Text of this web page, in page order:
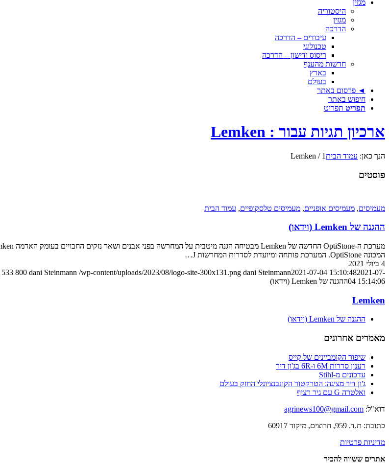
מגזין
היסטוריה
מגזין
הדרכה
עיבודים – הדרכה
טכנולוגי
ריסוס ודישון – הדרכה
חדשות מהענף
בארץ
בעולם
◄ פרסום באתר
חיפוש באתר
תפריט תפריט
ארכיון תגיות עבור : Lemken
הנך כאן: עמוד הבית1
/
Lemken
פוסטים
מעמיסים, מעמיסים אופניים, מעמיסים טלסקופיים, עמוד הבית
ההגנה של Lemken (וידאו)
המכונה OptiStone. המערכת פותחה ומיועדת לסדרות המחרשות J…
4 ביולי 2021
533 800 dani Steinmann /wp-content/uploads/2023/08/logo-site-300x131.png dani Steinmann2021-07-04 15:10:482021-07-
04 15:14:06ההגנה של Lemken (וידאו)
Lemken
ההגנה של Lemken (וידאו)
מאמרים אחרונים
שיפור הקומביינים של קייס
רענון סדרות 6M ו-6R בג'ון דיר
עדכונים מ-Stihl
ג'ון דיר מציגה: הטרקטור הקונבנציונלי החזק בעולם
ואלטרה G עם גיר רציף
דוא"ל: agrinews100@gmail.com
כתובת: ת.ד. 959, חרוצים, מיקוד 60917
מדיניות פרטיות
אתרים ששווה להכיר